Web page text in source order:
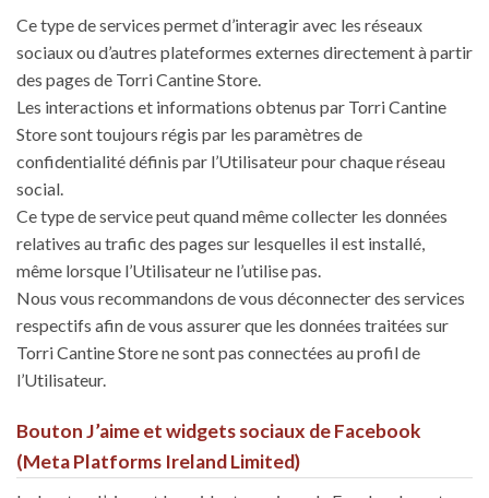
Ce type de services permet d’interagir avec les réseaux
sociaux ou d’autres plateformes externes directement à partir
des pages de Torri Cantine Store.
Les interactions et informations obtenus par Torri Cantine
Store sont toujours régis par les paramètres de
confidentialité définis par l’Utilisateur pour chaque réseau
social.
Ce type de service peut quand même collecter les données
relatives au trafic des pages sur lesquelles il est installé,
même lorsque l’Utilisateur ne l’utilise pas.
Nous vous recommandons de vous déconnecter des services
respectifs afin de vous assurer que les données traitées sur
Torri Cantine Store ne sont pas connectées au profil de
l’Utilisateur.
Bouton J’aime et widgets sociaux de Facebook
(Meta Platforms Ireland Limited)